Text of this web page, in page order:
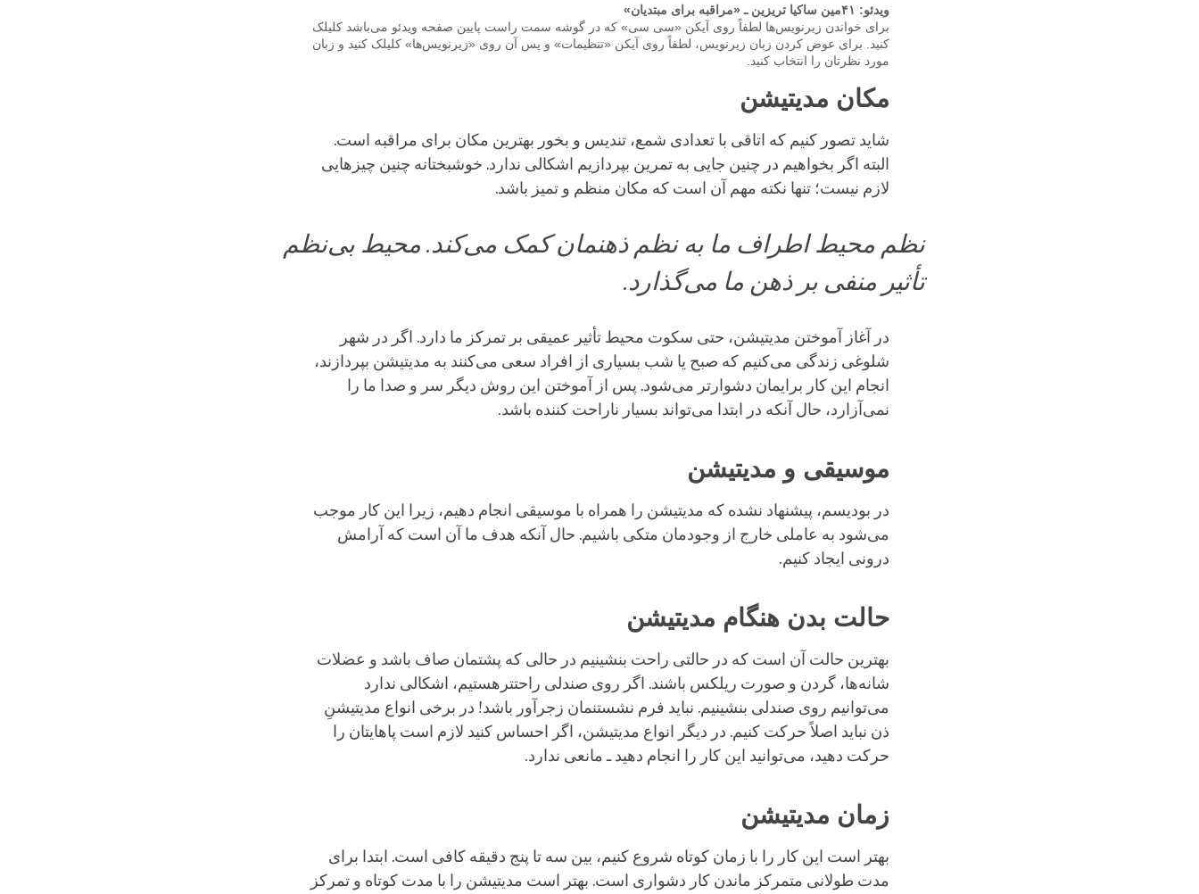
ویدئو: ۴۱مین ساکیا تریزین ـ «مراقبه برای مبتدیان»
برای خواندن زیرنویس‌ها لطفاً روی آیکن «سی سی» که در گوشه سمت راست پایین صفحه ویدئو می‌باشد کلیلک
کنید. برای عوض کردن زبان زیرنویس، لطفاً روی آیکن «تنظیمات» و پس آن روی «زیرنویس‌ها» کلیلک کنید و زبان
مورد نظرتان را انتخاب کنید.
مکان مدیتیشن
شاید تصور کنیم که اتاقی با تعدادی شمع، تندیس و بخور بهترین مکان برای مراقبه است.
البته اگر بخواهیم در چنین جایی به تمرین بپردازیم اشکالی ندارد. خوشبختانه چنین چیزهایی
لازم نیست؛ تنها نکته مهم آن است که مکان منظم و تمیز باشد.
نظم محیط اطراف ما به نظم ذهنمان کمک می‌کند. محیط بی‌نظم
تأثیر منفی بر ذهن ما می‌گذارد.
در آغاز آموختن مدیتیشن، حتی سکوت محیط تأثیر عمیقی بر تمرکز ما دارد. اگر در شهر
شلوغی زندگی می‌کنیم که صبح یا شب بسیاری از افراد سعی می‌کنند به مدیتیشن بپردازند،
انجام این کار برایمان دشوارتر می‌شود. پس از آموختن این روش دیگر سر و صدا ما را
نمی‌آزارد، حال آنکه در ابتدا می‌تواند بسیار ناراحت کننده باشد.
موسیقی و مدیتیشن
در بودیسم، پیشنهاد نشده که مدیتیشن را همراه با موسیقی انجام دهیم، زیرا این کار موجب
می‌شود به عاملی خارج از وجودمان متکی باشیم. حال آنکه هدف ما آن است که آرامش
درونی ایجاد کنیم.
حالت بدن هنگام مدیتیشن
بهترین حالت آن است که در حالتی راحت بنشینیم در حالی که پشتمان صاف باشد و عضلات
شانه‌ها، گردن و صورت ریلکس باشند. اگر روی صندلی راحتترهستیم، اشکالی ندارد
می‌توانیم روی صندلی بنشینیم. نباید فرم نشستنمان زجرآور باشد! در برخی انواع مدیتیشنِ
ذن نباید اصلاً حرکت کنیم. در دیگر انواع مدیتیشن، اگر احساس کنید لازم است پاهایتان را
حرکت دهید، می‌توانید این کار را انجام دهید ـ مانعی ندارد.
زمان مدیتیشن
بهتر است این کار را با زمان کوتاه شروع ‌کنیم، بین سه تا پنج دقیقه کافی است. ابتدا برای
مدت طولانی متمرکز ماندن کار دشواری است. بهتر است مدیتیشن را با مدت کوتاه و تمرکز